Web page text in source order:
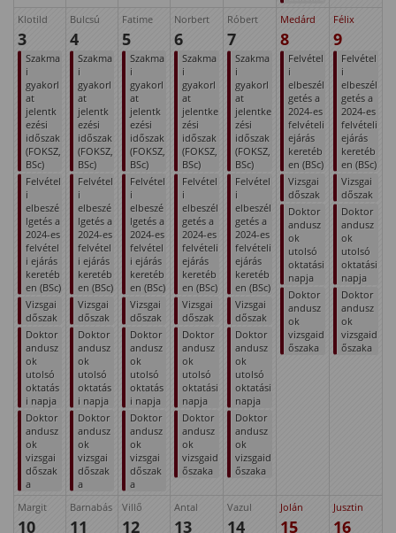
Klotild
3
Szakma
i
gyakorl
at
jelentk
ezési
időszak
(FOKSZ,
BSc)
Felvétel
i
elbeszé
lgetés a
2024-es
felvétel
i ejárás
keretéb
en (BSc)
Vizsgai
dőszak
Doktor
andusz
ok
utolsó
oktatás
i napja
Doktor
andusz
ok
vizsgai
dőszak
a
Bulcsú
4
Szakma
i
gyakorl
at
jelentk
ezési
időszak
(FOKSZ,
BSc)
Felvétel
i
elbeszé
lgetés a
2024-es
felvétel
i ejárás
keretéb
en (BSc)
Vizsgai
dőszak
Doktor
andusz
ok
utolsó
oktatás
i napja
Doktor
andusz
ok
vizsgai
dőszak
a
Fatime
5
Szakma
i
gyakorl
at
jelentk
ezési
időszak
(FOKSZ,
BSc)
Felvétel
i
elbeszé
lgetés a
2024-es
felvétel
i ejárás
keretéb
en (BSc)
Vizsgai
dőszak
Doktor
andusz
ok
utolsó
oktatás
i napja
Doktor
andusz
ok
vizsgai
dőszak
a
Norbert
6
Szakma
i
gyakorl
at
jelentke
zési
időszak
(FOKSZ,
BSc)
Felvétel
i
elbeszél
getés a
2024-es
felvételi
ejárás
keretéb
en (BSc)
Vizsgai
dőszak
Doktor
andusz
ok
utolsó
oktatási
napja
Doktor
andusz
ok
vizsgaid
őszaka
Róbert
7
Szakma
i
gyakorl
at
jelentke
zési
időszak
(FOKSZ,
BSc)
Felvétel
i
elbeszél
getés a
2024-es
felvételi
ejárás
keretéb
en (BSc)
Vizsgai
dőszak
Doktor
andusz
ok
utolsó
oktatási
napja
Doktor
andusz
ok
vizsgaid
őszaka
Medárd
8
Felvétel
i
elbeszél
getés a
2024-es
felvételi
ejárás
keretéb
en (BSc)
Vizsgai
dőszak
Doktor
andusz
ok
utolsó
oktatási
napja
Doktor
andusz
ok
vizsgaid
őszaka
Félix
9
Felvétel
i
elbeszél
getés a
2024-es
felvételi
ejárás
keretéb
en (BSc)
Vizsgai
dőszak
Doktor
andusz
ok
utolsó
oktatási
napja
Doktor
andusz
ok
vizsgaid
őszaka
Margit
10
Barnabás
11
Villő
12
Antal
13
Vazul
14
Jolán
15
Jusztin
16